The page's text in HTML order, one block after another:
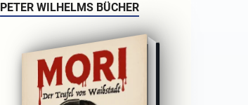
PETER WILHELMS BÜCHER